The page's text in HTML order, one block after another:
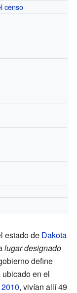
censo
estado de Dakota
lugar designado
define
en el
, vivían allí 49